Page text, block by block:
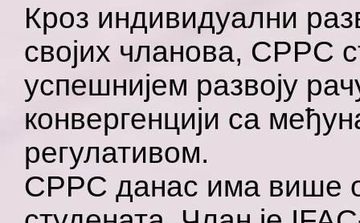
Кроз индивидуални
својих чланова, СРРС
успешнијем развоју
конвергенцији са
регулативом.
СРРС данас има више